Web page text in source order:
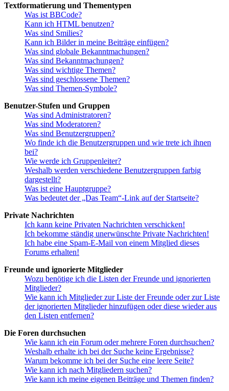
Textformatierung und Thementypen
Was ist BBCode?
Kann ich HTML benutzen?
Was sind Smilies?
Kann ich Bilder in meine Beiträge einfügen?
Was sind globale Bekanntmachungen?
Was sind Bekanntmachungen?
Was sind wichtige Themen?
Was sind geschlossene Themen?
Was sind Themen-Symbole?
Benutzer-Stufen und Gruppen
Was sind Administratoren?
Was sind Moderatoren?
Was sind Benutzergruppen?
Wo finde ich die Benutzergruppen und wie trete ich ihnen
bei?
Wie werde ich Gruppenleiter?
Weshalb werden verschiedene Benutzergruppen farbig
dargestellt?
Was ist eine Hauptgruppe?
Was bedeutet der „Das Team“-Link auf der Startseite?
Private Nachrichten
Ich kann keine Privaten Nachrichten verschicken!
Ich bekomme ständig unerwünschte Private Nachrichten!
Ich habe eine Spam-E-Mail von einem Mitglied dieses
Forums erhalten!
Freunde und ignorierte Mitglieder
Wozu benötige ich die Listen der Freunde und ignorierten
Mitglieder?
Wie kann ich Mitglieder zur Liste der Freunde oder zur Liste
der ignorierten Mitglieder hinzufügen oder diese wieder aus
den Listen entfernen?
Die Foren durchsuchen
Wie kann ich ein Forum oder mehrere Foren durchsuchen?
Weshalb erhalte ich bei der Suche keine Ergebnisse?
Warum bekomme ich bei der Suche eine leere Seite?
Wie kann ich nach Mitgliedern suchen?
Wie kann ich meine eigenen Beiträge und Themen finden?